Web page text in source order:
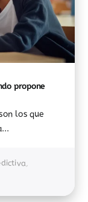
propone
los que
,